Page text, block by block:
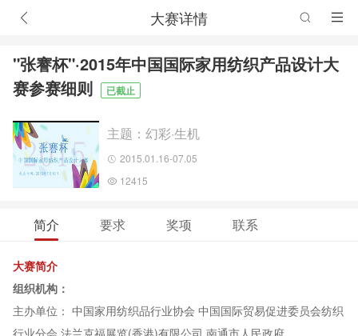
大赛详情
"张謇杯"·2015年中国国际家用纺织产品设计大
赛参赛细则
已截止
主题：幻彩·生机
2015.01.16-07.05
12415
简介 要求 奖项 联系
大赛简介
组织机构：
主办单位： 中国家用纺织品行业协会 中国国际贸易促进委员会纺织
行业分会 法兰克福展览(香港)有限公司 南通市人民政府